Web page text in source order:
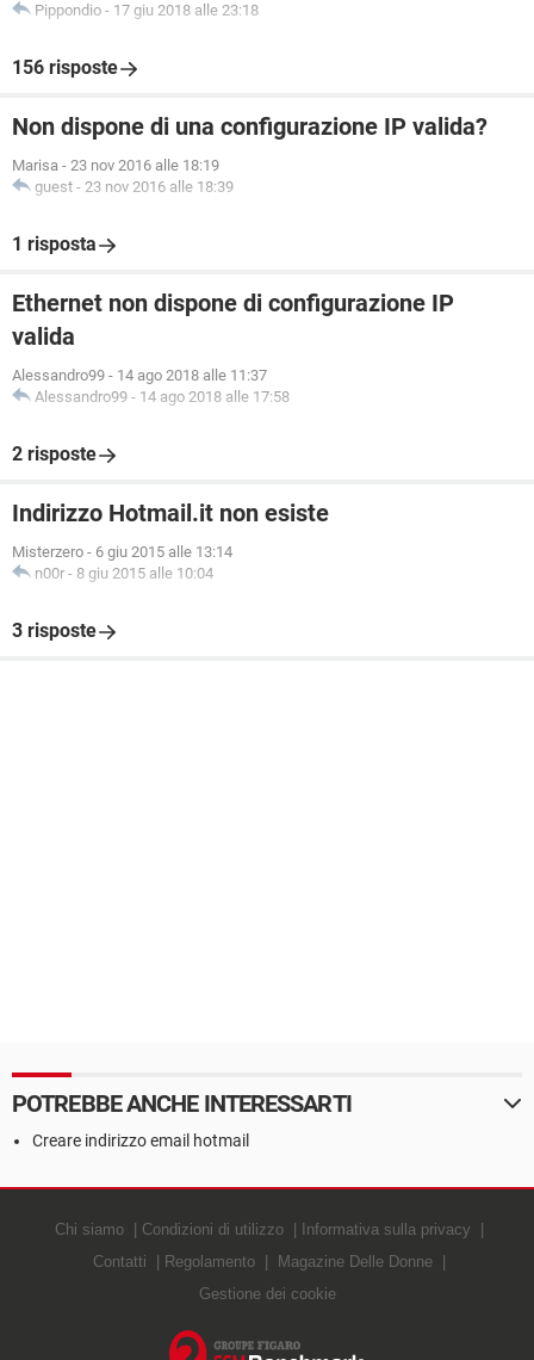
Pippondio - 17 giu 2018 alle 23:18
156 risposte
Non dispone di una configurazione IP valida?
Marisa - 23 nov 2016 alle 18:19
guest - 23 nov 2016 alle 18:39
1 risposta
Ethernet non dispone di configurazione IP
valida
Alessandro99 - 14 ago 2018 alle 11:37
Alessandro99 - 14 ago 2018 alle 17:58
2 risposte
Indirizzo Hotmail.it non esiste
Misterzero - 6 giu 2015 alle 13:14
n00r - 8 giu 2015 alle 10:04
3 risposte
POTREBBE ANCHE INTERESSARTI
Creare indirizzo email hotmail
Chi siamo Condizioni di utilizzo
Informativa sulla privacy
Contatti
Regolamento
Magazine Delle Donne
Gestione dei cookie